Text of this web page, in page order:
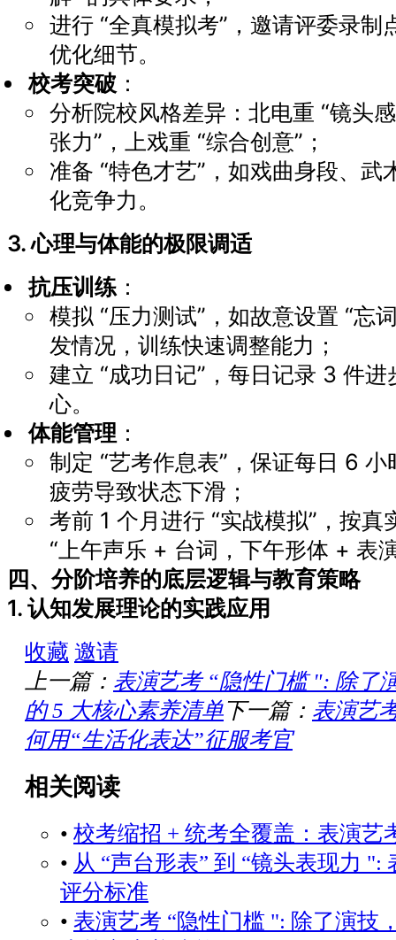
进行 “全真模拟考”，邀请评委录制
优化细节。
校考突破 ：
分析院校风格差异：北电重 “镜头
张力”，上戏重 “综合创意”；
准备 “特色才艺”，如戏曲身段、武
化竞争力。
3. 心理与体能的极限调适
抗压训练 ：
模拟 “压力测试”，如故意设置 “忘
发情况，训练快速调整能力；
建立 “成功日记”，每日记录 3 件
心。
体能管理 ：
制定 “艺考作息表”，保证每日 6
疲劳导致状态下滑；
考前 1 个月进行 “实战模拟”，按真
“上午声乐 + 台词，下午形体 + 表
四、分阶培养的底层逻辑与教育策略
1. 认知发展理论的实践应用
收藏 邀请
上一篇： 表演艺考 “隐性门槛 ": 除了
的 5 大核心素养清单下一篇： 表演艺
何用“生活化表达”征服考官
相关阅读
• 校考缩招 + 统考全覆盖：表演艺
• 从 “声台形表” 到 “镜头表现力 ":
评分标准
• 表演艺考 “隐性门槛 ": 除了演技